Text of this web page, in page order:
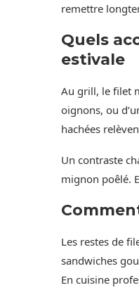
remettre
Quels
estivale
Au grill, le filet
oignons, ou
hachées
Un contraste
mignon poêlé.
Les restes de
sandwiches
En cuisine